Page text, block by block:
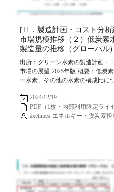
[Ⅱ．製造計画・コスト分析
市場規模推移（２）低炭素
製造量の推移（グローバル)
出所：グリーン水素の製造計画・
市場の展望 2025年版 概要：低炭
ー水素、その他の水素の構成比に
2024/12/19
PDF（1枚・内部利用限定ライ
axetimes エネルギー・脱炭素担